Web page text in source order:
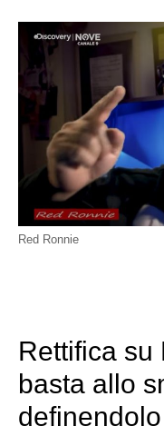
Red Ronnie
Rettifica su
basta allo